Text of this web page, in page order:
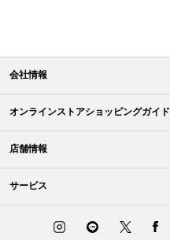
会社情報
オンラインストアショッピングガイド
店舗情報
サービス